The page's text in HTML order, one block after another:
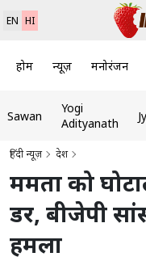
EN HI
होम न्यूज़ मनोरंजन
Sawan
Yogi
Adityanath
हिंदी न्यूज़ देश
ममता को
डर, बीजेपी
हमला